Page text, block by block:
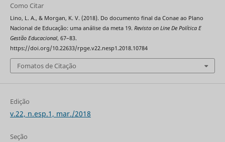
Como Citar
Lino, L. A., & Morgan, K. V. (2018). Do documento final da Conae ao Plano
Nacional de Educação: uma análise da meta 19. Revista on Line De Política E
Gestão Educacional, 67–83.
https://doi.org/10.22633/rpge.v22.nesp1.2018.10784
Fomatos de Citação
Edição
v.22, n.esp.1, mar./2018
Seção